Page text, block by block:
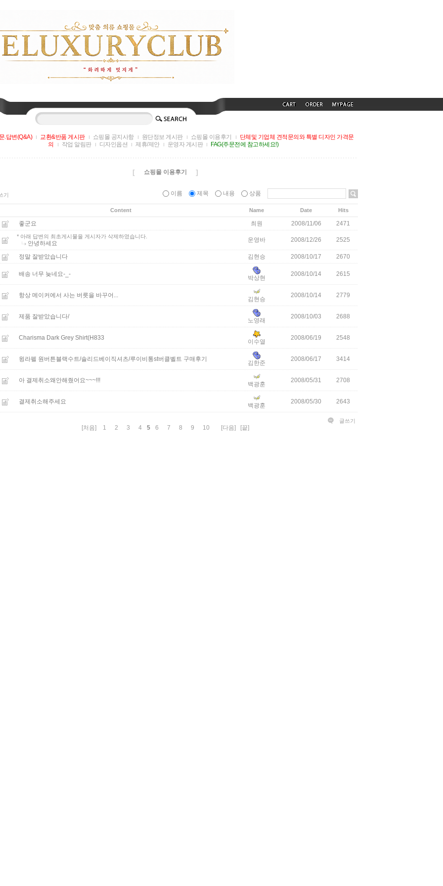
.답변(Q&A) 교환&반품 게시판 쇼핑몰 공지사항 원단정보 게시판 쇼핑몰 이용후기
단체및 기업체 견적문의와 특별 디자인 가격문
의
작업 알림판 디자인옵션 제휴/제안 운영자 게시판 FAG(주문전에 참고하세요!)
[ 쇼핑몰 이용후기 ]
기 이름 제목 내용 상품
Content Name Date Hits
좋군요 최원 2008/11/06 2471
* 아래 답변의 최초게시물을 게시자가 삭제하였습니다.
안녕하세요
운영바 2008/12/26 2525
정말 잘받았습니다 김현승 2008/10/17 2670
배송 너무 늦네요-_-
박상현
2008/10/14 2615
항상 메이커에서 사는 버릇을 바꾸어...
김현승
2008/10/14 2779
제품 잘받았습니다/
노영래
2008/10/03 2688
Charisma Dark Grey Shirt(H833
이수열
2008/06/19 2548
윙라펠 원버튼블랙수트/솔리드베이직셔츠/루이비통st버클벨트 구매후기
김한준
2008/06/17 3414
아 결제취소왜안해줬어요~~~!!!
백광훈
2008/05/31 2708
결제취소해주세요
백광훈
2008/05/30 2643
글쓰기
[처음] 1 2 3 4 5 6 7 8 9 10 [다음] [끝]